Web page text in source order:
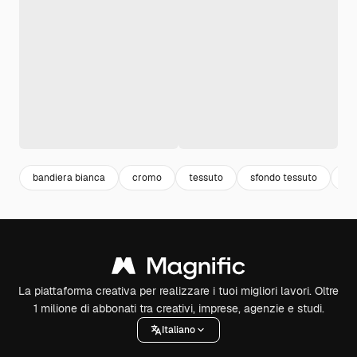
bandiera bianca cromo tessuto sfondo tessuto
La piattaforma creativa per realizzare i tuoi migliori lavori. Oltre
1 milione di abbonati tra creativi, imprese, agenzie e studi.
Italiano